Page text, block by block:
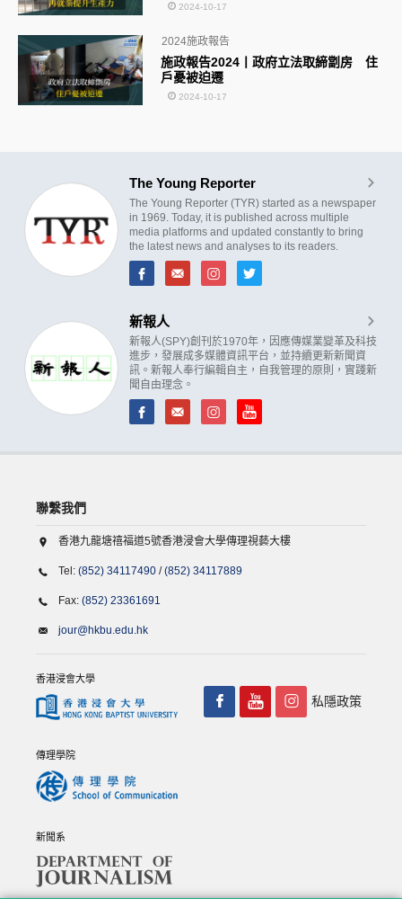
2024-10-17
施政報告2024丨政府立法取締劏房 住
戶憂被迫遷
2024施政報告
2024-10-17
The Young Reporter
The Young Reporter (TYR) started as a newspaper
in 1969. Today, it is published across multiple
media platforms and updated constantly to bring
the latest news and analyses to its readers.
新報人
新報人(SPY)創刊於1970年，因應傳媒業變革及科技
進步，發展成多媒體資訊平台，並持續更新新聞資
訊。新報人奉行編輯自主，自我管理的原則，實踐新
聞自由理念。
聯繫我們
香港九龍塘禧福道5號香港浸會大學傳理視藝大樓
Tel: (852) 34117490 /(852) 34117889
Fax: (852) 23361691
jour@hkbu.edu.hk
香港浸會大學
傳理學院
新聞系
私隱政策